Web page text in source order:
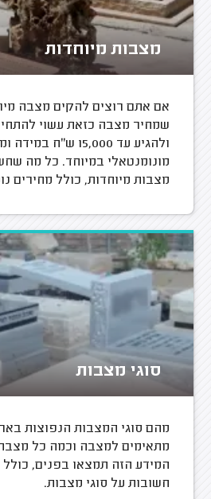
מצבות מיוחדות
אם אתם רוצים להקים מצבה
ולהגיע עד 15,000 ש"ח
מונומנטאלי במיוחד. כל מה
מצבות מיוחדות, כולל מחירים
סוגי מצבות
מהם סוגי המצבות הנפוצות
מתאימים למצבה וכמה כל
המידע הזה תמצאו בפנים, כולל
חשובות על סוגי מצבות.